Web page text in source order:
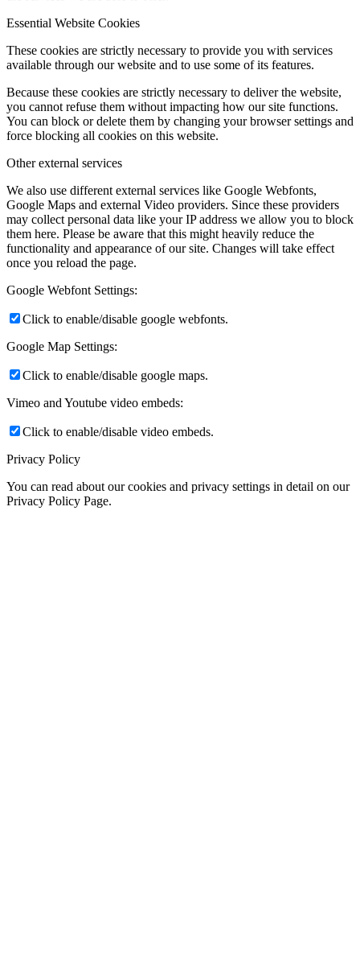
Essential Website Cookies
These cookies are strictly necessary to provide you with services
available through our website and to use some of its features.
Because these cookies are strictly necessary to deliver the website,
you cannot refuse them without impacting how our site functions.
You can block or delete them by changing your browser settings and
force blocking all cookies on this website.
Other external services
We also use different external services like Google Webfonts,
Google Maps and external Video providers. Since these providers
may collect personal data like your IP address we allow you to block
them here. Please be aware that this might heavily reduce the
functionality and appearance of our site. Changes will take effect
once you reload the page.
Google Webfont Settings:
Click to enable/disable google webfonts.
Google Map Settings:
Click to enable/disable google maps.
Vimeo and Youtube video embeds:
Click to enable/disable video embeds.
Privacy Policy
You can read about our cookies and privacy settings in detail on our
Privacy Policy Page.